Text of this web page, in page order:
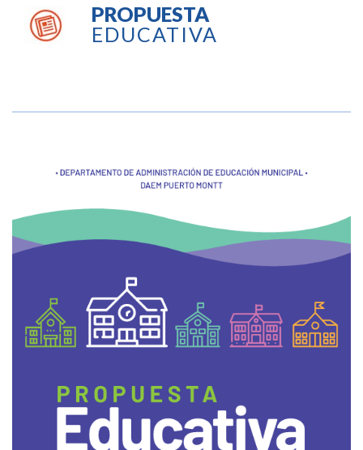
PROPUESTA
EDUCATIVA